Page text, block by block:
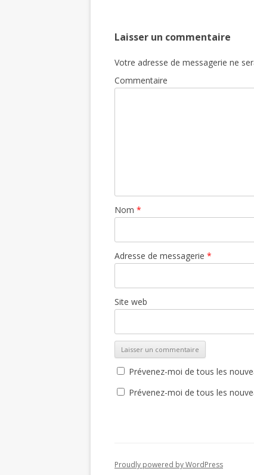
Laisser un commentaire
Votre adresse de messagerie ne
Commentaire
Nom *
Adresse de messagerie *
Site web
Prévenez-moi de tous les
Prévenez-moi de tous les
Proudly powered by WordPress